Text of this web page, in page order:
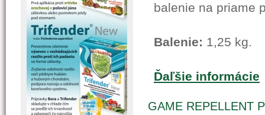
balenie na priame
Balenie: 1,25 kg.
Ďaľšie informácie
GAME REPELLENT